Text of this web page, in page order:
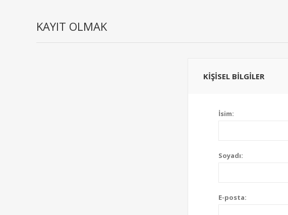
KAYIT OLMAK
KIŞISEL BILGILER
İsim:
Soyadı:
E-posta: